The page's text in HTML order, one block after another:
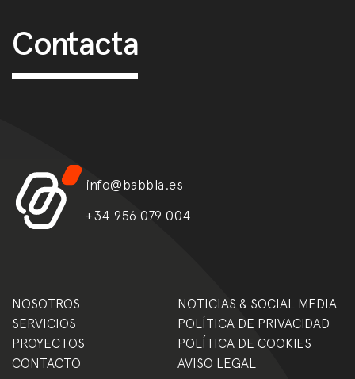
Contacta
info@babbla.es
+34 956 079 004
NOSOTROS
NOTICIAS & SOCIAL MEDIA
SERVICIOS
POLÍTICA DE PRIVACIDAD
PROYECTOS
POLÍTICA DE COOKIES
CONTACTO
AVISO LEGAL